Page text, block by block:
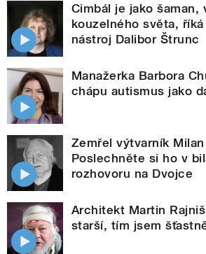
Cimbál je jako šaman,
kouzelného světa,
nástroj Dalibor Štrunc
Manažerka Barbora
chápu autismus jako
Zemřel výtvarník
Poslechněte si ho v
rozhovoru na Dvojce
Architekt Martin
starší, tím jsem